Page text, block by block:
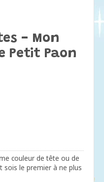
- Mon
Petit Paon
couleur de tête ou de
sois le premier à ne plus